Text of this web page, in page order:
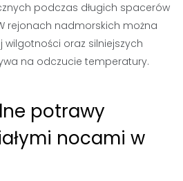
podczas długich spacerów
rejonach nadmorskich można
wilgotności oraz silniejszych
na odczucie temperatury.
potrawy
nocami w